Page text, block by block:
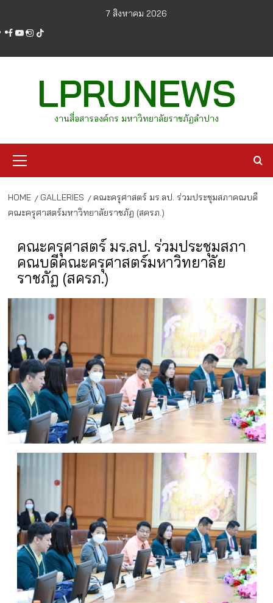
content
7 สิงหาคม 2026
facebook
youtube
instagram
tiktok
LPRUNEWS
งานสื่อสารองค์กร มหาวิทยาลัยราชภัฏลำปาง
Menu
HOME GALLERIES
คณะครุศาสตร์ มร.ลป. ร่วมประชุมสภาคณบดี
คณะครุศาสตร์มหาวิทยาลัยราชภัฏ (สครภ.)
คณะครุศาสตร์ มร.ลป. ร่วมประชุมสภา
คณบดีคณะครุศาสตร์มหาวิทยาลัย
ราชภัฏ (สครภ.)